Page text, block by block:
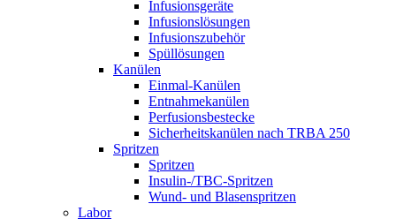
Infusionsgeräte
Infusionslösungen
Infusionszubehör
Spüllösungen
Kanülen
Einmal-Kanülen
Entnahmekanülen
Perfusionsbestecke
Sicherheitskanülen nach TRBA 250
Spritzen
Spritzen
Insulin-/TBC-Spritzen
Wund- und Blasenspritzen
Labor